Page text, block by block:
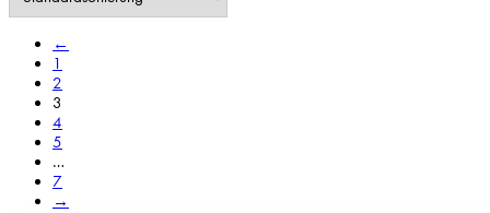
←
1
2
3
4
5
…
7
→